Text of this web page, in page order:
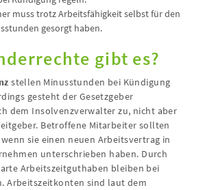
muss trotz Arbeitsfähigkeit selbst für den
gesorgt haben.
gibt es?
stellen Minusstunden bei Kündigung
gesteht der Gesetzgeber
dem Insolvenzverwalter zu, nicht aber
Betroffene Mitarbeiter sollten
sie einen neuen Arbeitsvertrag in
unterschrieben haben. Durch
Arbeitszeitguthaben bleiben bei
Arbeitszeitkonten sind laut dem